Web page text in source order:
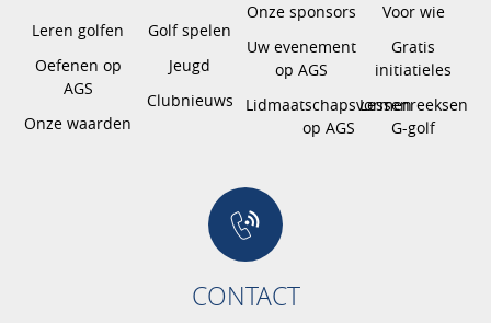
Leren golfen
Oefenen op
AGS
Onze waarden
Golf spelen
Jeugd
Clubnieuws
Onze sponsors
Uw evenement
op AGS
Lidmaatschapsvormen
op AGS
Voor wie
Gratis
initiatieles
Lessenreeksen
G-golf
CONTACT